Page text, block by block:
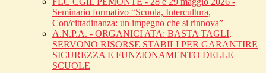
Seminario formativo “Scuola, Intercultura,
Con/cittadinanza: un impegno che si rinnova”
A.N.P.A. - ORGANICI ATA: BASTA TAGLI,
SERVONO RISORSE STABILI PER GARANTIRE
SICUREZZA E FUNZIONAMENTO DELLE
SCUOLE